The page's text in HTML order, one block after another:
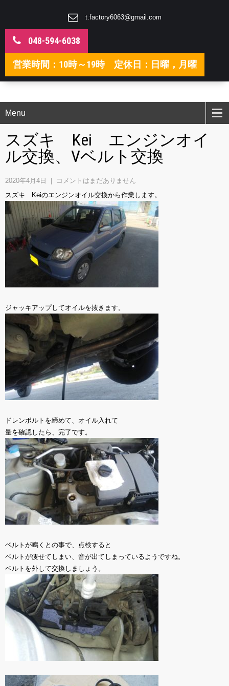
t.factory6063@gmail.com
048-594-6038
営業時間：10時～19時 定休日：日曜，月曜
Menu
スズキ Kei エンジンオイ
ル交換、Vベルト交換
2020年4月4日
コメントはまだありません
スズキ Keiのエンジンオイル交換から作業します。
ジャッキアップしてオイルを抜きます。
ドレンボルトを締めて、オイル入れて
量を確認したら、完了です。
ベルトが鳴くとの事で、点検すると
ベルトが痩せてしまい、音が出てしまっているようですね。
ベルトを外して交換しましょう。